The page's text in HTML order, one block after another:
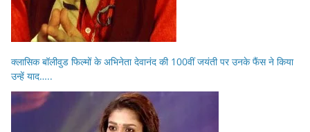
क्लासिक बॉलीवुड फिल्मों के अभिनेता देवानंद की 100वीं जयंती पर उनके फैंस ने किया
उन्हें याद…..